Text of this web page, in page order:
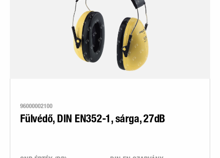
96000002100
Fülvédő, DIN EN352-1, sárga, 27dB